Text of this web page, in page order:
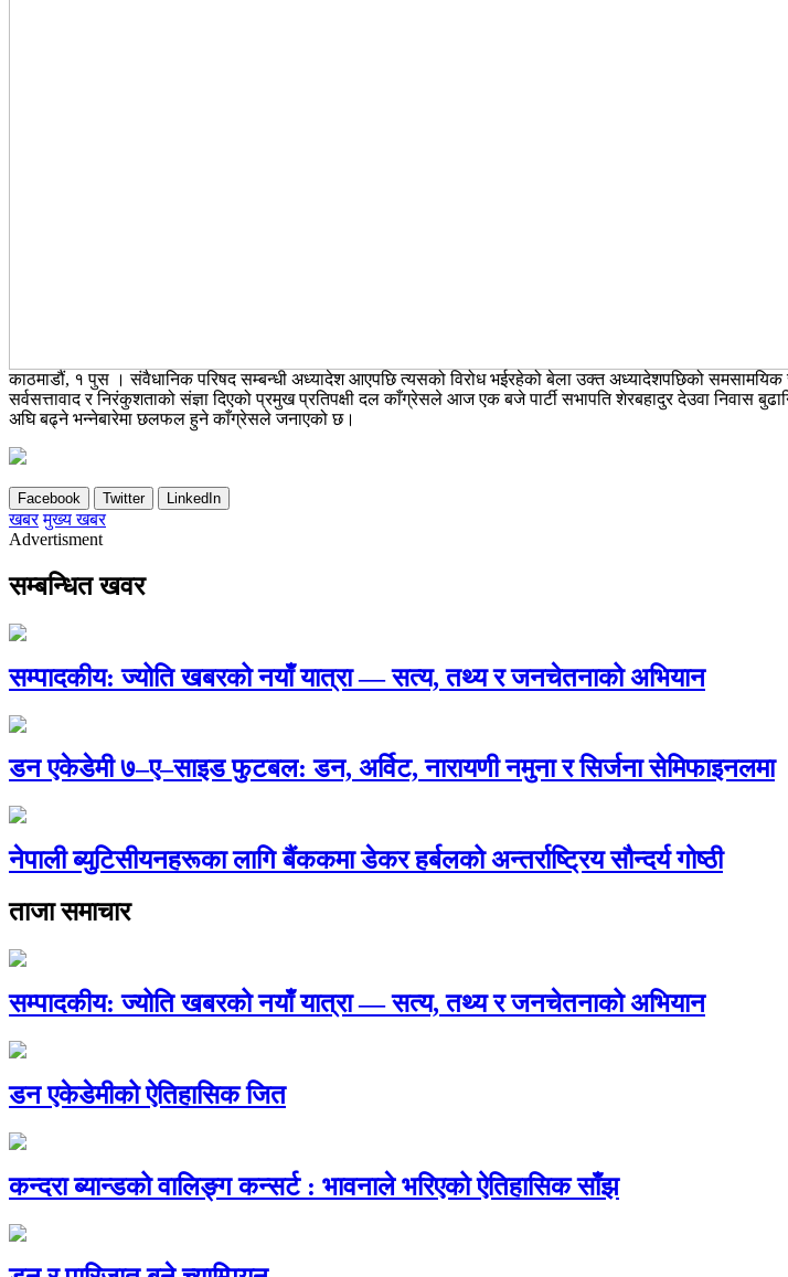
काठमाडौं, १ पुस । संवैधानिक परिषद सम्बन्धी अध्यादेश आएपछि त्यसको विरोध भईरहेको बेला उक्त अध्यादेशपछिको
सर्वसत्तावाद र निरंकुशताको संज्ञा दिएको प्रमुख प्रतिपक्षी दल काँग्रेसले आज एक बजे पार्टी सभापति शेरबहादुर देउवा निवास
अघि बढ्ने भन्नेबारेमा छलफल हुने काँग्रेसले जनाएको छ।
Facebook Twitter LinkedIn
खबर मुख्य खबर
Advertisment
सम्बन्धित खवर
सम्पादकीय: ज्योति खबरको नयाँ यात्रा — सत्य, तथ्य र जनचेतनाको अभियान
डन एकेडेमी ७–ए–साइड फुटबल: डन, अर्विट, नारायणी नमुना र सिर्जना सेमिफाइनलमा
नेपाली ब्युटिसीयनहरूका लागि बैंककमा डेकर हर्बलको अन्तर्राष्ट्रिय सौन्दर्य गोष्ठी
ताजा समाचार
सम्पादकीय: ज्योति खबरको नयाँ यात्रा — सत्य, तथ्य र जनचेतनाको अभियान
डन एकेडेमीको ऐतिहासिक जित
कन्दरा ब्यान्डको वालिङ्ग कन्सर्ट : भावनाले भरिएको ऐतिहासिक साँझ